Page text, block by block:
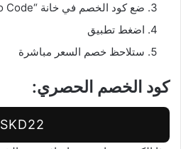
ضع كود الخصم في خانة “Promo Code”
اضغط تطبيق
ستلاحظ خصم السعر مباشرة
كود الخصم الحصري:
SKD22